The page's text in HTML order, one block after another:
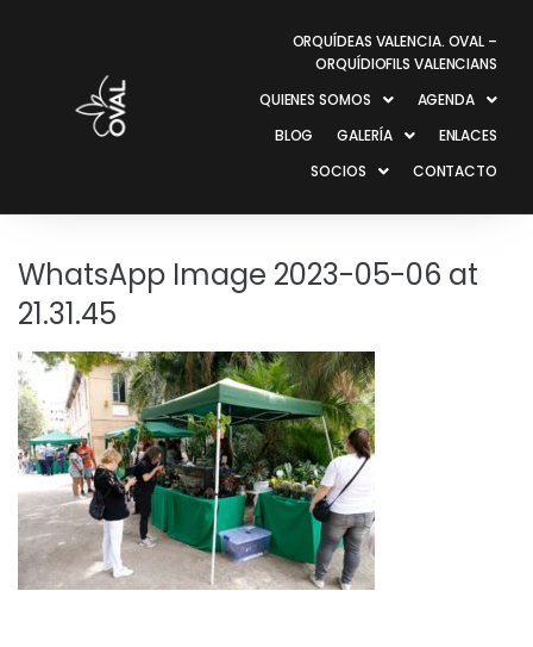
ORQUÍDEAS VALENCIA. OVAL –
ORQUÍDIOFILS VALENCIANS
QUIENES SOMOS
AGENDA
BLOG
GALERÍA
ENLACES
SOCIOS
CONTACTO
WhatsApp Image 2023-05-06 at
21.31.45